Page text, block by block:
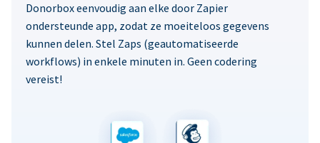
Donorbox eenvoudig aan elke door Zapier
ondersteunde app, zodat ze moeiteloos gegevens
kunnen delen. Stel Zaps (geautomatiseerde
workflows) in enkele minuten in. Geen codering
vereist!